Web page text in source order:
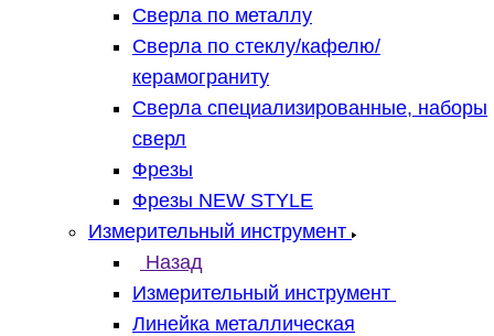
Сверла по металлу
Сверла по стеклу/кафелю/
керамограниту
Сверла специализированные, наборы
сверл
Фрезы
Фрезы NEW STYLE
Измерительный инструмент
Назад
Измерительный инструмент
Линейка металлическая